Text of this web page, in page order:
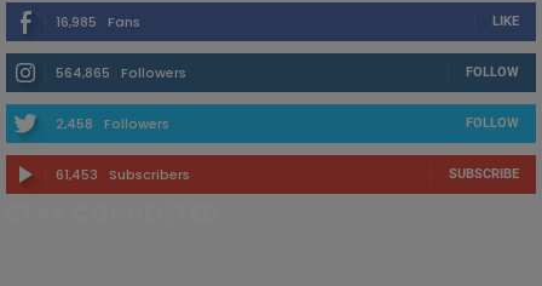
16,985 Fans LIKE
564,865 Followers FOLLOW
2,458 Followers FOLLOW
61,453 Subscribers SUBSCRIBE